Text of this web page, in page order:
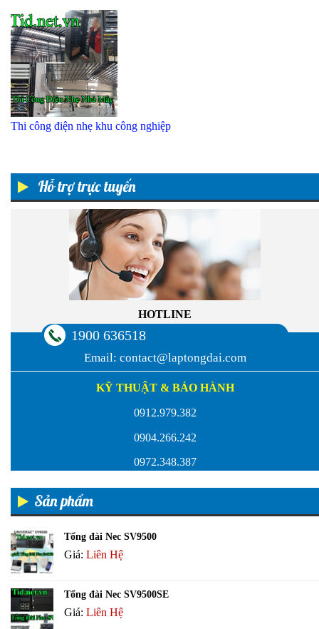
Hỗ trợ trực tuyến
HOTLINE
1900 636518
Email: contact@laptongdai.com
KỸ THUẬT & BẢO HÀNH
0912.979.382
0904.266.242
0972.348.387
Sản phẩm
Tổng đài Nec SV9500
Giá: Liên Hệ
Tổng đài Nec SV9500SE
Giá: Liên Hệ
Thi công điện nhẹ khu công nghiệp